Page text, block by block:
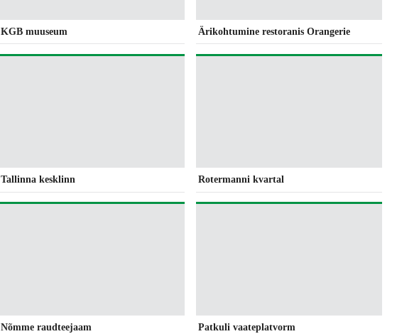
KGB muuseum Ärikohtumine restoranis Orangerie
Tallinna kesklinn Rotermanni kvartal
Nõmme raudteejaam Patkuli vaateplatvorm